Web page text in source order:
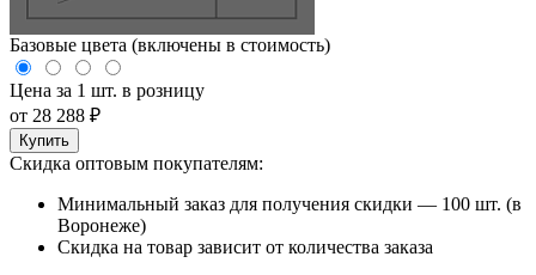
Базовые цвета (включены в стоимость)
Цена за 1 шт. в розницу
от 28 288 ₽
Купить
Скидка оптовым покупателям:
Минимальный заказ для получения скидки — 100 шт. (в
Воронеже)
Скидка на товар зависит от количества заказа